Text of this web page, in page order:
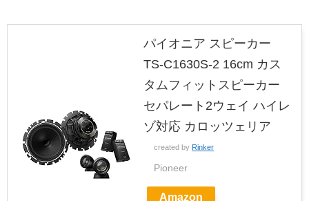
パイオニア スピーカー
TS-C1630S-2 16cm カス
タムフィットスピーカー
セパレート2ウェイ ハイレ
ゾ対応 カロッツェリア
created by Rinker
Pioneer
Amazon